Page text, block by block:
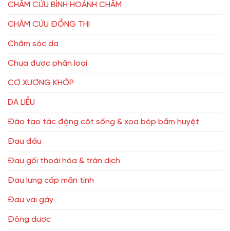
CHÂM CỨU BÌNH HOÀNH CHÂM
CHÂM CỨU ĐỔNG THỊ
Chăm sóc da
Chưa được phân loại
CƠ XƯƠNG KHỚP
DA LIỄU
Đào tạo tác động cột sống & xoa bóp bấm huyệt
Đau đầu
Đau gối thoái hóa & tràn dịch
Đau lưng cấp mãn tính
Đau vai gáy
Đông dược